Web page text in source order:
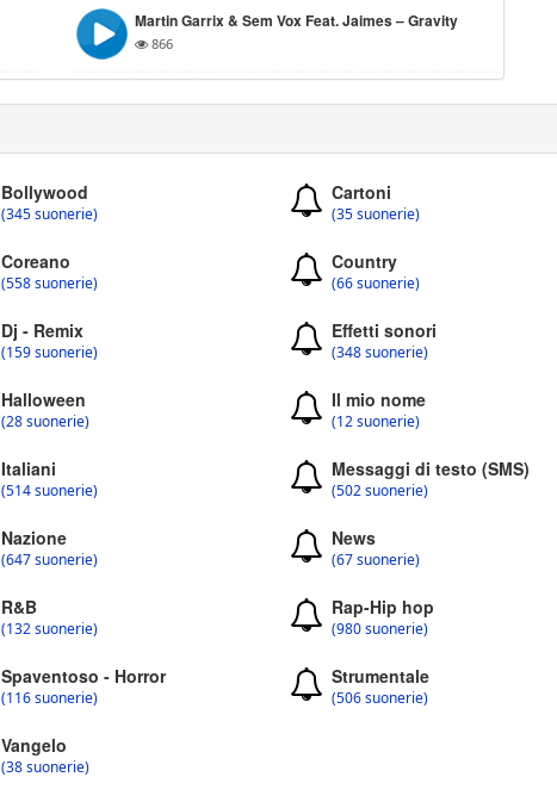
Martin Garrix & Sem Vox Feat. Jaimes – Gravity
866
Bollywood
(345 suonerie)
Cartoni
(35 suonerie)
Coreano
(558 suonerie)
Country
(66 suonerie)
Dj - Remix
(159 suonerie)
Effetti sonori
(348 suonerie)
Halloween
(28 suonerie)
Il mio nome
(12 suonerie)
Italiani
(514 suonerie)
Messaggi di testo (SMS)
(502 suonerie)
Nazione
(647 suonerie)
News
(67 suonerie)
R&B
(132 suonerie)
Rap-Hip hop
(980 suonerie)
Spaventoso - Horror
(116 suonerie)
Strumentale
(506 suonerie)
Vangelo
(38 suonerie)